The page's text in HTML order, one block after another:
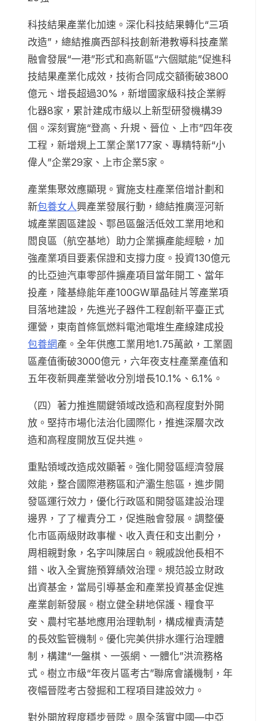
科技結果產業化加速。深化科技結果轉化“三項
改造”，總結推廣西部科技創新港教導科技產業
融會發展“一港”形式和高新區“六個賦能”促進科
技結果產業化成效，技術合同成交額衝破3800
億元、增長超過30%，新增國家級科技企業孵
化器8家，累計建成市級以上新型研發機構39
個。深刻實施“登高、升規、晉位、上市”四年夜
工程，新增規上工業企業177家、專精特新“小
偉人”企業29家、上市企業5家。
產業集聚效應顯現。實施支柱產業倍增計劃和
新包養女人興產業發展行動，總結推廣涇河新
城產業園區建設、鄠邑區盤活低效工業用地和
閻良區（航空基地）助力企業擴產能經驗，加
強產業項目要素保證和支撐力度。投資130億元
的比亞迪汽車零部件擴產項目當年開工、當年
投產，隆基綠能年產100GW單晶硅片等產業項
目落地建設，先進光子器件工程創新平臺正式
運營，東南首條氫燃料電池電堆生產線建成投
包養網產。全年供應工業用地1.75萬畝，工業園
區產值衝破3000億元，六年夜支柱產業產值和
五年夜新興產業營收分別增長10.1%、6.1%。
（四）著力推進關鍵領域改造和高程度對外開
放。堅持市場化法治化國際化，推進深層次改
造和高程度開放互促共進。
重點領域改造成效顯著。強化開發區經濟發展
效能，整合國際港務區和浐灞生態區，進步開
發區運行效力，優化行政區和開發區建設治理
邊界，了了權責分工，促進融會發展。調整優
化市區兩級財政事權、收入責任和支出劃分，
周相親對象，名字叫陳居白。親戚說他長相不
錯、收入全實施預算績效治理。規范設立財政
出資基金，當局引導基金和產業投資基金促進
產業創新發展。樹立健全耕地保護、糧食平
安、農村宅基地應用治理軌制，構成權責清楚
的長效監管機制。優化完美供排水運行治理體
制，構建“一盤棋、一張網、一體化”洪流務格
式。樹立市級“年夜片區考古”聯席會議機制，年
夜幅晉陞考古發掘和工程項目建設效力。
對外開放程度穩步晉陞。周全落實中國—中亞